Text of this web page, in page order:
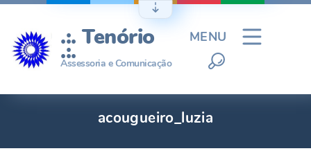
Ir
conteúdo
.:. Tenório
.:.
Assessoria e Comunicação
MENU
acougueiro_luzia